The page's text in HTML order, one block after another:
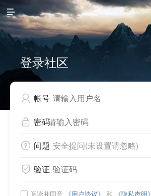

登录社区
 帐号
 密码
 问题 安全提问(未设置请忽略)
 验证
 阅读并同意 《用户协议》 和 《隐私声明》